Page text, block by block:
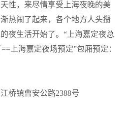
性，来尽情享受上海夜晚的美
热闹了起来，各个地方人头攒
夜生活开始了。“上海嘉定夜总
上海嘉定夜场预定”包厢预定：
桥镇曹安公路2388号